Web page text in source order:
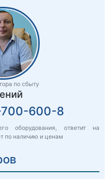
по сбыту
600-8
оборудования, ответит на
по наличию и ценам